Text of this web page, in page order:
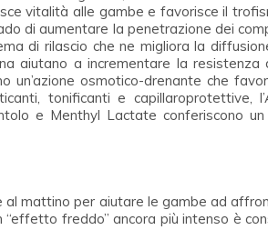
vitalità alle gambe e favorisce il
di aumentare la penetrazione dei
di rilascio che ne migliora la
aiutano a incrementare la
osmotico-drenante che
tonificanti e capillaroprotettive,
e Menthyl Lactate conferiscono
mattino per aiutare le gambe ad
freddo” ancora più intenso è